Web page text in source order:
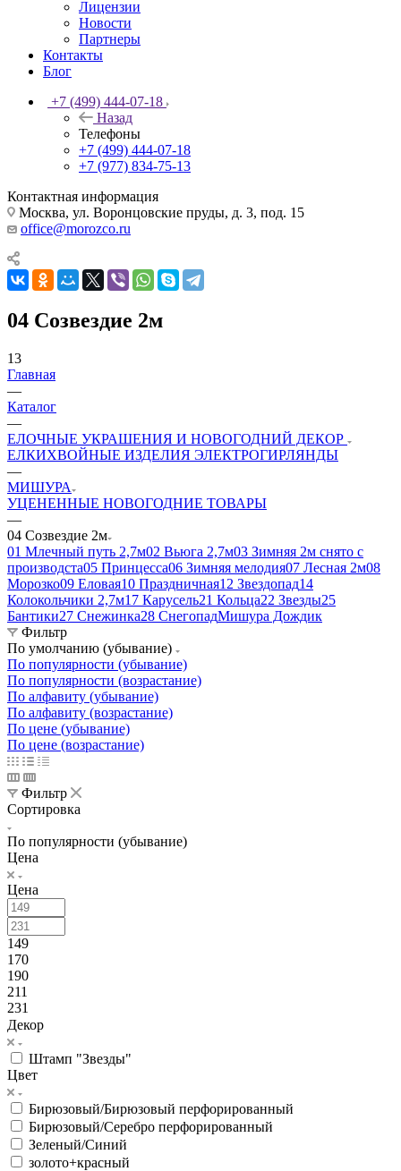
Лицензии
Новости
Партнеры
Контакты
Блог
+7 (499) 444-07-18
Назад
Телефоны
+7 (499) 444-07-18
+7 (977) 834-75-13
Контактная информация
Москва, ул. Воронцовские пруды, д. 3, под. 15
office@morozco.ru
04 Созвездие 2м
13
Главная
—
Каталог
—
ЕЛОЧНЫЕ УКРАШЕНИЯ И НОВОГОДНИЙ ДЕКОР
ЕЛКИХВОЙНЫЕ ИЗДЕЛИЯ ЭЛЕКТРОГИРЛЯНДЫ
—
МИШУРА
УЦЕНЕННЫЕ НОВОГОДНИЕ ТОВАРЫ
—
04 Созвездие 2м
01 Млечный путь 2,7м02 Вьюга 2,7м03 Зимняя 2м снято с
производста05 Принцесса06 Зимняя мелодия07 Лесная 2м08
Морозко09 Еловая10 Праздничная12 Звездопад14
Колокольчики 2,7м17 Карусель21 Кольца22 Звезды25
Бантики27 Снежинка28 СнегопадМишура Дождик
Фильтр
По умолчанию (убывание)
По популярности (убывание)
По популярности (возрастание)
По алфавиту (убывание)
По алфавиту (возрастание)
По цене (убывание)
По цене (возрастание)
Фильтр
Сортировка
По популярности (убывание)
Цена
Цена
149
170
190
211
231
Декор
Штамп "Звезды"
Цвет
Бирюзовый/Бирюзовый перфорированный
Бирюзовый/Серебро перфорированный
Зеленый/Синий
золото+красный